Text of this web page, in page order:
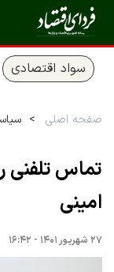
سواد اقتصادی
صفحه اصلی
تماس تلفنی
امینی
۲۷ شهریور ۱۴۰۱ - ۱۶:۴۲